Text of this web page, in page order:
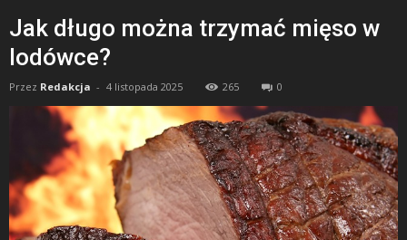
Jak długo można trzymać mięso w
lodówce?
Przez Redakcja - 4 listopada 2025 265 0